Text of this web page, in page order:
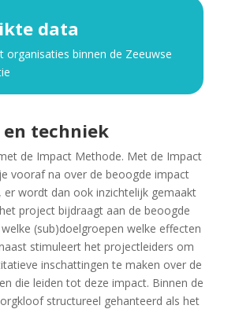
data
organisaties binnen de Zeeuwse
en techniek
de Impact Methode. Met de Impact
vooraf na over de beoogde impact
er wordt dan ook inzichtelijk gemaakt
project bijdraagt aan de beoogde
(sub)doelgroepen welke effecten
stimuleert het projectleiders om
inschattingen te maken over de
die leiden tot deze impact. Binnen de
structureel gehanteerd als het